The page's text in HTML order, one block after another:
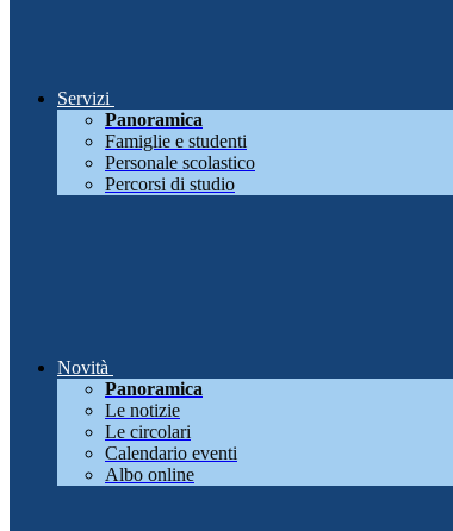
Servizi
Panoramica
Famiglie e studenti
Personale scolastico
Percorsi di studio
Novità
Panoramica
Le notizie
Le circolari
Calendario eventi
Albo online